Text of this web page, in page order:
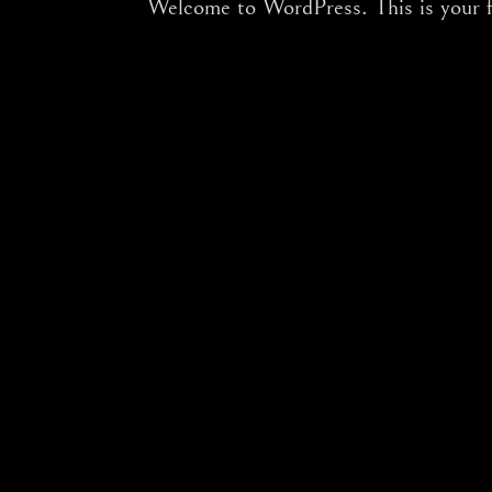
Welcome to WordPress. This is